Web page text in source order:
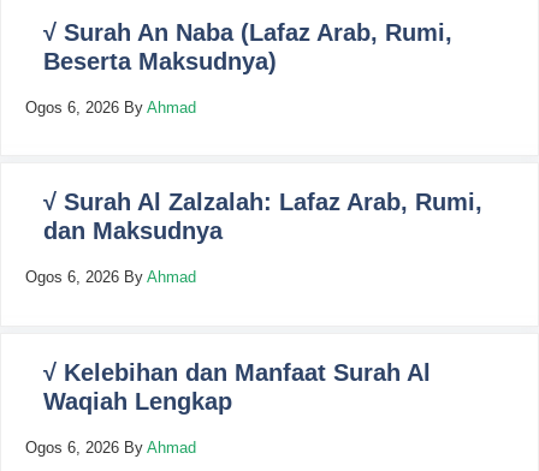
√ Surah An Naba (Lafaz Arab, Rumi,
Beserta Maksudnya)
Ogos 6, 2026 By Ahmad
√ Surah Al Zalzalah: Lafaz Arab, Rumi,
dan Maksudnya
Ogos 6, 2026 By Ahmad
√ Kelebihan dan Manfaat Surah Al
Waqiah Lengkap
Ogos 6, 2026 By Ahmad